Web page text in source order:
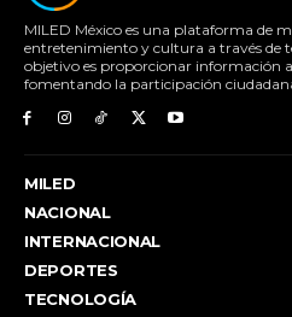
MILED México es una plataforma de
entretenimiento y cultura a través de
objetivo es proporcionar información
fomentando la participación
MILED
NACIONAL
INTERNACIONAL
DEPORTES
TECNOLOGÍA